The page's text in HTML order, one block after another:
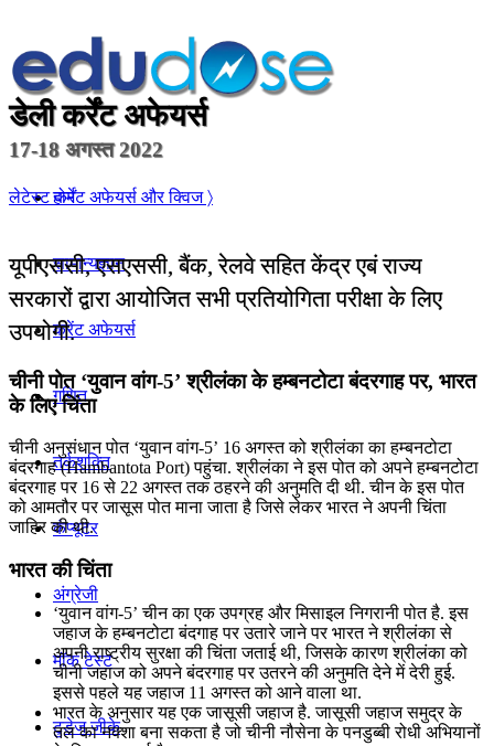
होम
सामान्यज्ञान
करेंट अफेयर्स
गणित
तर्कशक्ति
कंप्यूटर
अंग्रेजी
मॉक टेस्ट
टुडेज जीके
डेली कर्रेंट अफेयर्स
17-18 अगस्त 2022
लेटेस्ट कर्रेंट अफेयर्स और क्विज 〉
यूपीएससी, एसएससी, बैंक, रेलवे सहित केंद्र एबं राज्य
सरकारों द्वारा आयोजित सभी प्रतियोगिता परीक्षा के लिए
उपयोगी.
चीनी पोत ‘युवान वांग-5’ श्रीलंका के हम्बनटोटा बंदरगाह पर, भारत
के लिए चिंता
चीनी अनुसंधान पोत ‘युवान वांग-5’ 16 अगस्त को श्रीलंका का हम्बनटोटा
बंदरगाह (Hambantota Port) पहुंचा. श्रीलंका ने इस पोत को अपने हम्‍बनटोटा
बंदरगाह पर 16 से 22 अगस्त तक ठहरने की अनुमति दी थी. चीन के इस पोत
को आमतौर पर जासूस पोत माना जाता है जिसे लेकर भारत ने अपनी चिंता
जाहिर की थी.
भारत की चिंता
‘युवान वांग-5’ चीन का एक उपग्रह और मिसाइल निगरानी पोत है. इस
जहाज के हम्बनटोटा बंदगाह पर उतारे जाने पर भारत ने श्रीलंका से
अपनी राष्ट्रीय सुरक्षा की चिंता जताई थी, जिसके कारण श्रीलंका को
चीनी जहाज को अपने बंदरगाह पर उतरने की अनुमति देने में देरी हुई.
इससे पहले यह जहाज 11 अगस्त को आने वाला था.
भारत के अनुसार यह एक जासूसी जहाज है. जासूसी जहाज समुद्र के
तल का नक्शा बना सकता है जो चीनी नौसेना के पनडुब्बी रोधी अभियानों